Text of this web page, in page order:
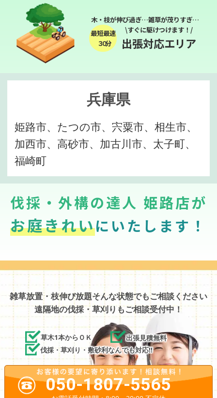
木・枝が伸び過ぎ…雑草が茂りすぎ…
最短最速
３０分
\すぐに駆けつけます！/
出張対応エリア
兵庫県
姫路市、たつの市、宍粟市、相生市、
加西市、高砂市、加古川市、太子町、
福崎町
伐採・外構の達人 姫路店が
お庭きれいにいたします！
雑草放置・枝伸び放題そんな状態でもご相談ください
遠隔地の伐採・草刈りもご相談受付中！
草木1本からＯＫ
出張見積無料
伐採・草刈り・敷砂利なんでも対応!!
050-1807-5565